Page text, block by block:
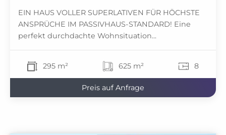
EIN HAUS VOLLER SUPERLATIVEN FÜR HÖCHSTE
ANSPRÜCHE IM PASSIVHAUS-STANDARD! Eine
perfekt durchdachte Wohnsituation...
295 m² 625 m² 8
Preis auf Anfrage